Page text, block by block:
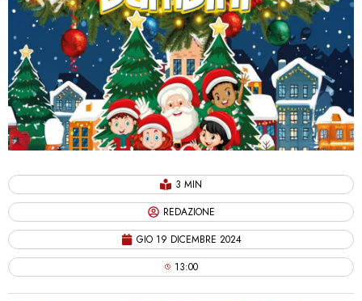
3 MIN
REDAZIONE
GIO 19 DICEMBRE 2024
13:00